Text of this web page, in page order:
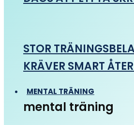
STOR
KRÄVER SMART
MENTAL TRÄNING
mental träning